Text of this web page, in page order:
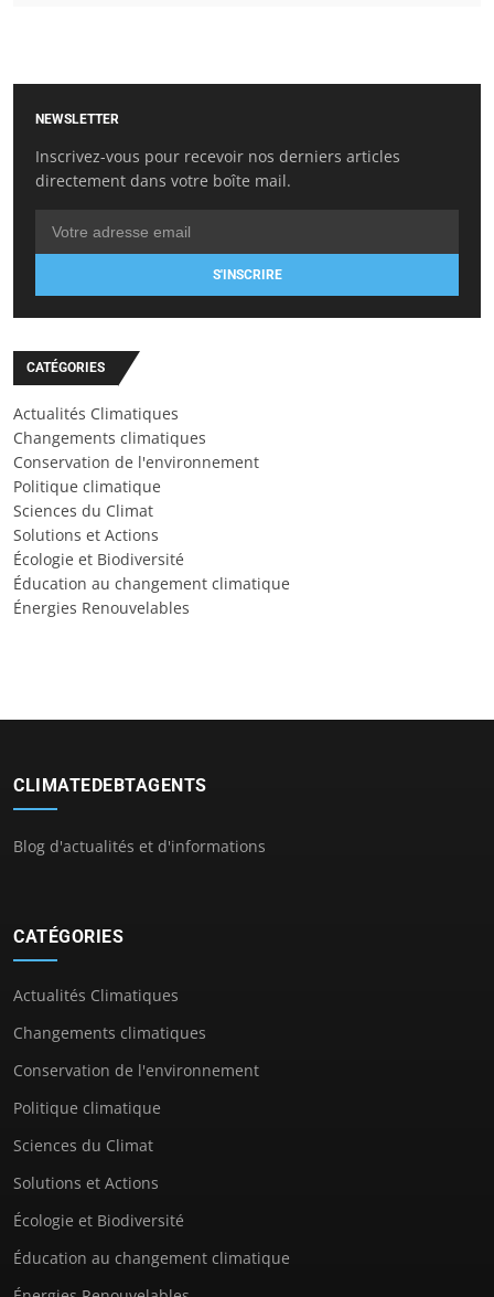
NEWSLETTER
Inscrivez-vous pour recevoir nos derniers articles
directement dans votre boîte mail.
S'INSCRIRE
CATÉGORIES
Actualités Climatiques
Changements climatiques
Conservation de l'environnement
Politique climatique
Sciences du Climat
Solutions et Actions
Écologie et Biodiversité
Éducation au changement climatique
Énergies Renouvelables
CLIMATEDEBTAGENTS
Blog d'actualités et d'informations
CATÉGORIES
Actualités Climatiques
Changements climatiques
Conservation de l'environnement
Politique climatique
Sciences du Climat
Solutions et Actions
Écologie et Biodiversité
Éducation au changement climatique